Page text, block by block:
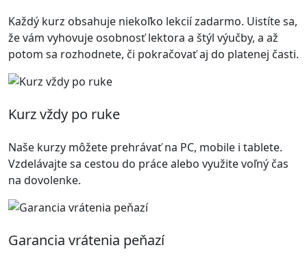
Každý kurz obsahuje niekoľko lekcií zadarmo. Uistíte sa,
že vám vyhovuje osobnosť lektora a štýl výučby, a až
potom sa rozhodnete, či pokračovať aj do platenej časti.
Kurz vždy po ruke
Naše kurzy môžete prehrávať na PC, mobile i tablete.
Vzdelávajte sa cestou do práce alebo využite voľný čas
na dovolenke.
Garancia vrátenia peňazí